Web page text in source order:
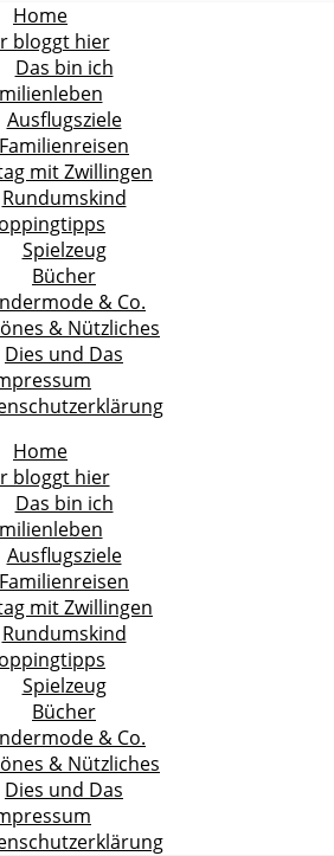
Home
bloggt hier
Das bin ich
Ausflugsziele
Familienreisen
mit Zwillingen
Rundumskind
Spielzeug
Bücher
& Co.
& Nützliches
Dies und Das
Home
bloggt hier
Das bin ich
Ausflugsziele
Familienreisen
mit Zwillingen
Rundumskind
Spielzeug
Bücher
& Co.
& Nützliches
Dies und Das